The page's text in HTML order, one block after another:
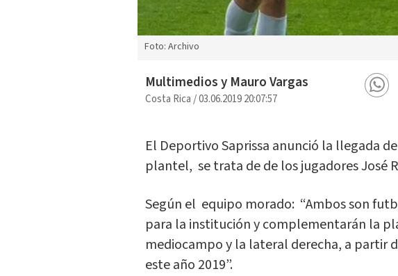
Foto: Archivo
Multimedios y Mauro Vargas
Costa Rica/03.06.2019 20:07:57
El Deportivo Saprissa anunció la llegada
plantel, se trata de de los jugadores José
Según el equipo morado: “Ambos son
para la institución y complementarán la
mediocampo y la lateral derecha, a partir
este año 2019”.